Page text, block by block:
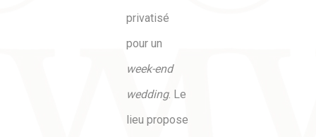
privatisé
pour un
week-end
wedding. Le
lieu propose